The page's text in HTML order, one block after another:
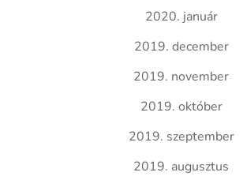
2020. január
2019. december
2019. november
2019. október
2019. szeptember
2019. augusztus